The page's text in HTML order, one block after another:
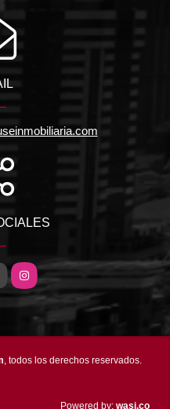
Instagram
, todos los derechos reservados.
Powered by: wasi.co